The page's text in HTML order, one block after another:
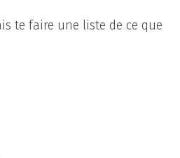
te faire une liste de ce que